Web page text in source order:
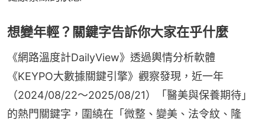
想變年輕？關鍵字告訴你大家在乎什麼
《網路溫度計DailyView》透過輿情分析軟體
《KEYPO大數據關鍵引擎》觀察發現，近一年
（2024/08/22～2025/08/21）「醫美與保養期待」
的熱門關鍵字，圍繞在「微整、變美、法令紋、隆